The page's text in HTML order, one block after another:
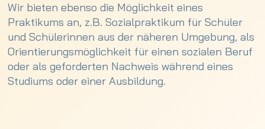
sind 6 bis 12 Monate.
• Der reguläre Beginn ist am 1. September
• Individuelle Absprachen über Dauer, Anfangs-
und Endzeiten sind möglich
Unser Kooperationspartner für den
Wir bieten ebenso die Möglichkeit eines
Praktikums an, z.B. Sozialpraktikum für Schüler
und Schülerinnen aus der näheren Umgebung, als
Orientierungsmöglichkeit für einen sozialen Beruf
oder als geforderten Nachweis während eines
Studiums oder einer Ausbildung.